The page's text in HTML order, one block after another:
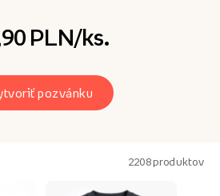
PLN/ks.
pozvánku
2208produktov